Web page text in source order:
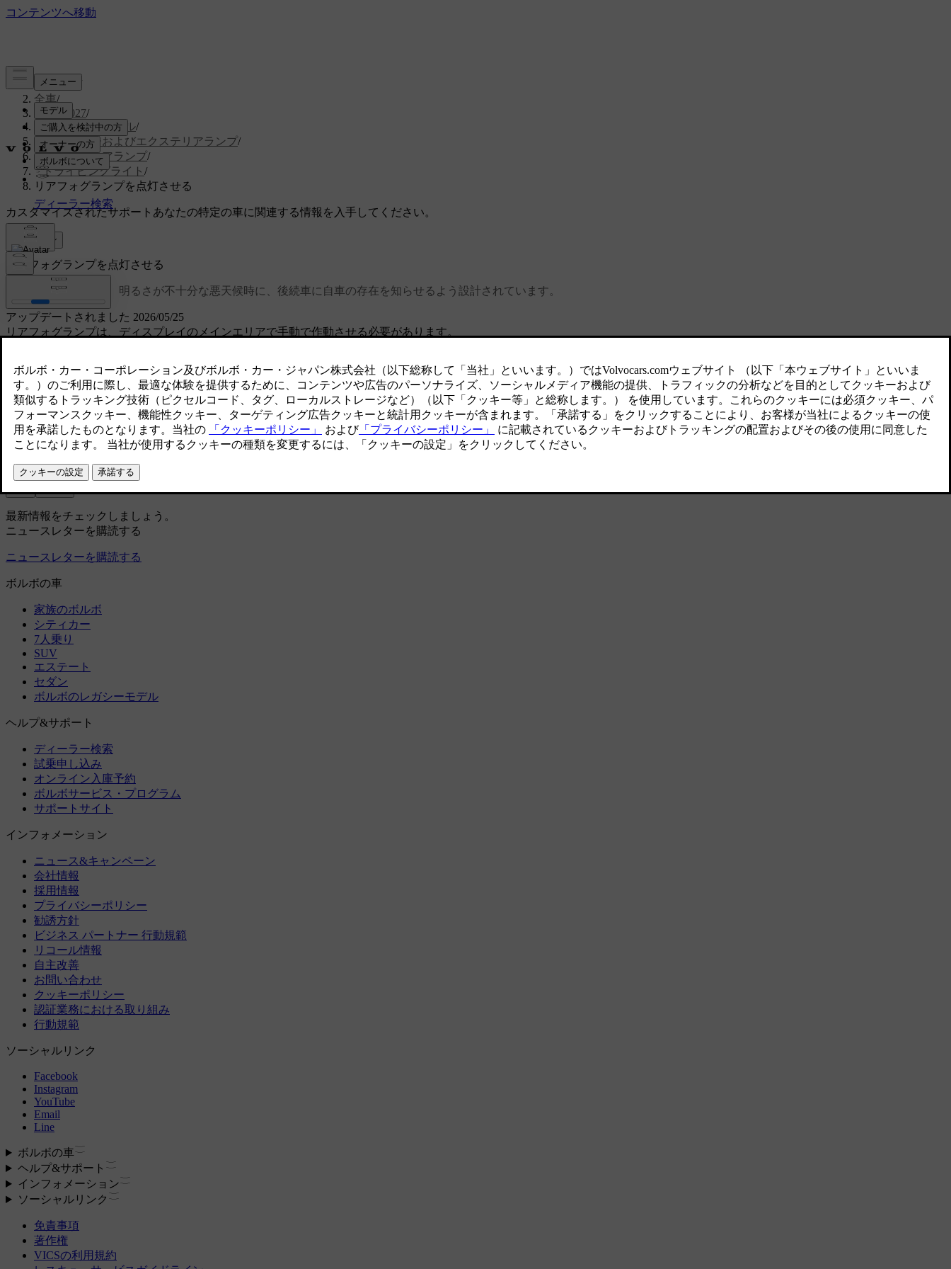
サポート
全車/
EX30 2027/
ユーザーマニュアル/
視界、ミラーおよびエクステリアランプ/
エクステアリアランプ/
ドライビングライト /
リアフォグランプを点灯させる
カスタマイズされたサポート あなたの特定の車に関連する情報を入手してください。
サインイン
アップデートされました 2026/05/25
リアフォグランプを点灯させる
リアフォグランプは、明るさが不十分な悪天候時に、後続車に自車の存在を知らせるよう設計されています。
リアフォグランプは、ディスプレイのメインエリアで手動で作動させる必要があります。
画面下のバーにある車両シンボル
を押します。
コントロール→ライト＆ディスプレイ→エクステリアライト→リアフォグランプに進みます。
フォグランプシンボル
を押して、フォグランプをオンまたはオフにします。
お役に立ちましたか？